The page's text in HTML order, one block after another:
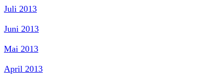
Juli 2013
Juni 2013
Mai 2013
April 2013